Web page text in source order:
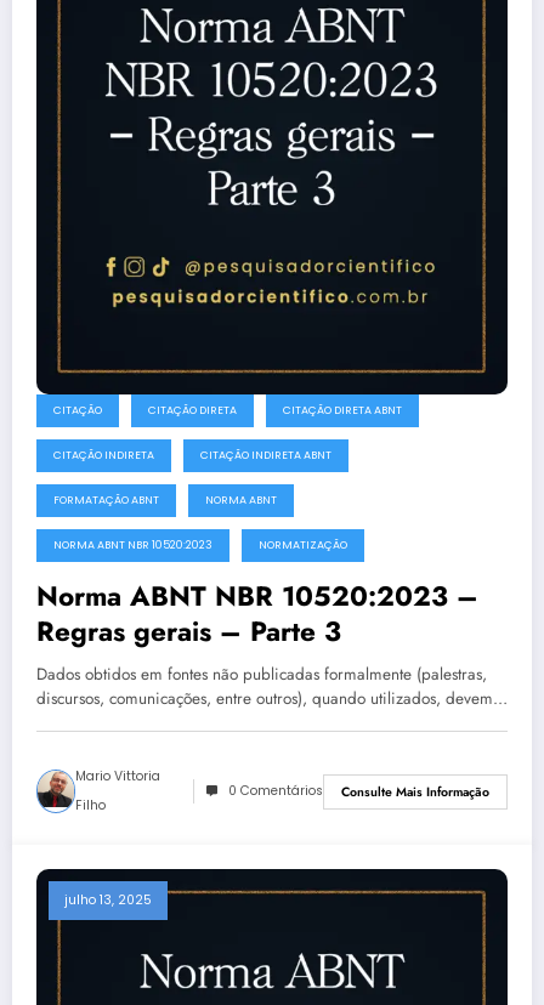
CITAÇÃO CITAÇÃO DIRETA CITAÇÃO DIRETA ABNT
CITAÇÃO INDIRETA CITAÇÃO INDIRETA ABNT
FORMATAÇÃO ABNT NORMA ABNT
NORMA ABNT NBR 10520:2023 NORMATIZAÇÃO
Norma ABNT NBR 10520:2023 –
Regras gerais – Parte 3
Dados obtidos em fontes não publicadas formalmente (palestras,
discursos, comunicações, entre outros), quando utilizados, devem…
Mario Vittoria
Filho
0 Comentários Consulte Mais Informação
julho 13, 2025